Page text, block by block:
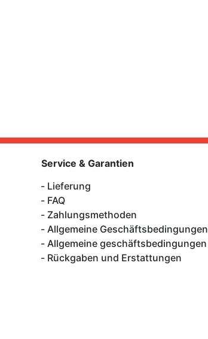
Service & Garantien
Lieferung
FAQ
Zahlungsmethoden
Allgemeine Geschäftsbedingungen
Allgemeine geschäftsbedingungen
Rückgaben und Erstattungen